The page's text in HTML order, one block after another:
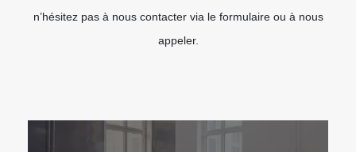
n’hésitez pas à nous contacter via le formulaire ou à nous
appeler.